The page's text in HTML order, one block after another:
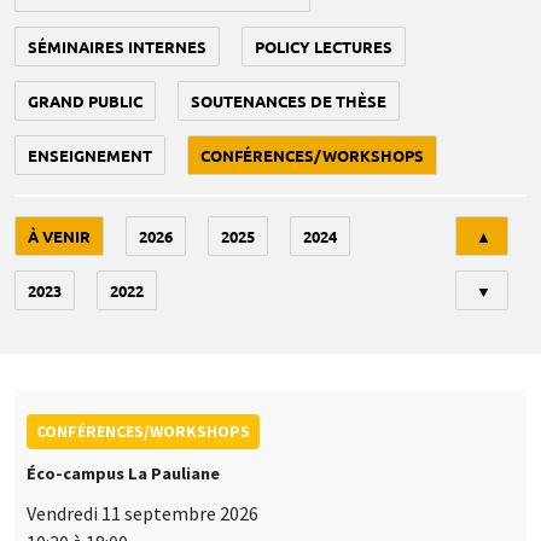
SÉMINAIRES INTERNES POLICY LECTURES
GRAND PUBLIC SOUTENANCES DE THÈSE
ENSEIGNEMENT CONFÉRENCES/WORKSHOPS
À VENIR 2026 2025 2024
2023 2022
▲
▼
CONFÉRENCES/WORKSHOPS
Éco-campus La Pauliane
Vendredi 11 septembre 2026